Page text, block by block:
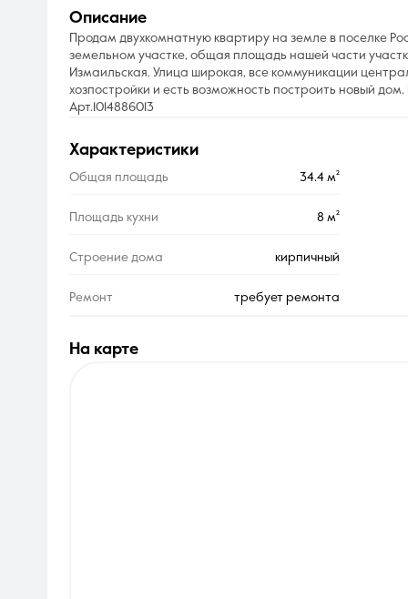
характеристики
Общая площадь 34.4 м²
Площадь кухни 8 м²
Строение дома кирпичный
Ремонт требует ремонта
описание
Продам двухкомнатную квартиру на земле в поселке
земельном участке, общая площадь нашей части
Измаильская. Улица широкая, все коммуникации
хозпостройки и есть возможность построить новый
Арт.1014886013
на карте